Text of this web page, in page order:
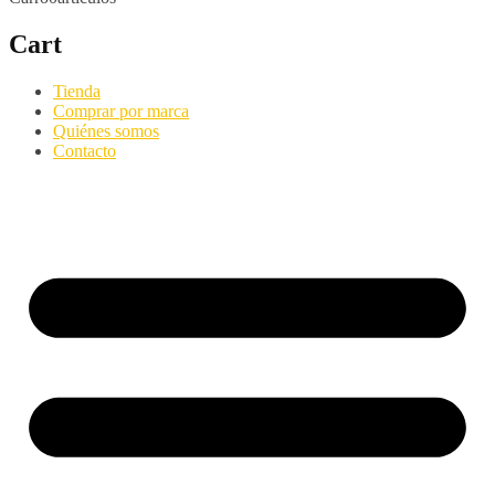
Cart
Tienda
Comprar por marca
Quiénes somos
Contacto